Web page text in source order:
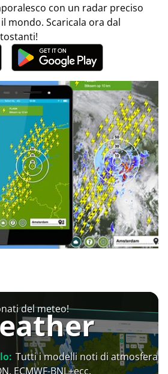
con un radar preciso
mondo. Scaricala ora dal
del meteo!
Tutti i modelli noti di atmosfera
ECMWF-BNL+ecc.